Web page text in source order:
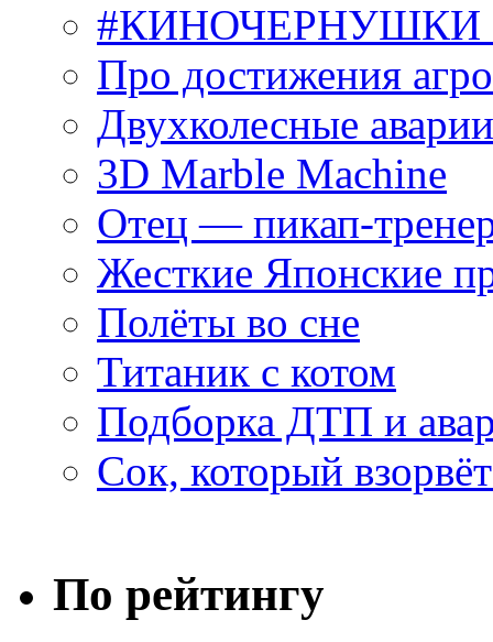
#КИНОЧЕРНУШКИ
Про достижения
Двухколесные
3D Marble Machine
Отец — пикап-
Жесткие Японские
Полёты во сне
Титаник с котом
Подборка ДТП и
Сок, который
По рейтингу